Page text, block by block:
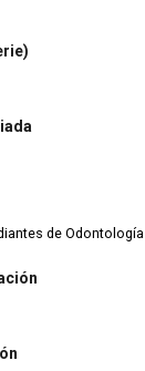
de Odontología